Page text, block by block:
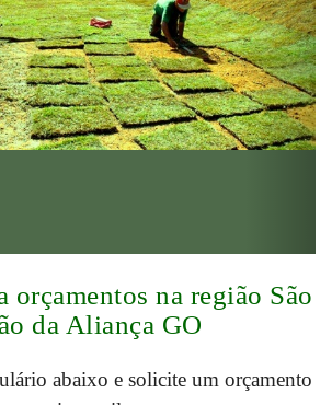
orçamentos na região São
da Aliança GO
abaixo e solicite um orçamento